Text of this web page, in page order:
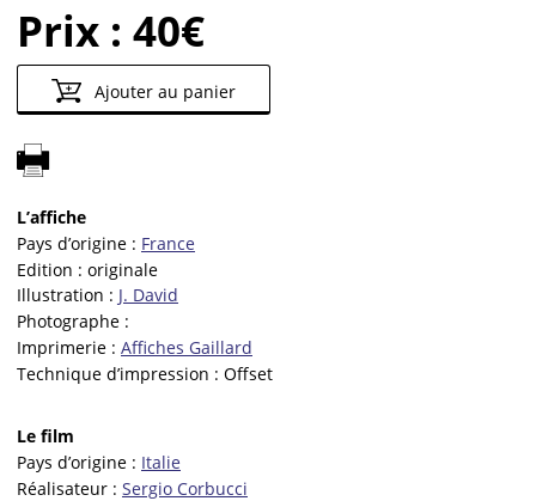
Prix : 40€
Ajouter au panier
L’affiche
Pays d’origine : France
Edition : originale
Illustration : J. David
Photographe :
Imprimerie : Affiches Gaillard
Technique d’impression : Offset
Le film
Pays d’origine : Italie
Réalisateur : Sergio Corbucci